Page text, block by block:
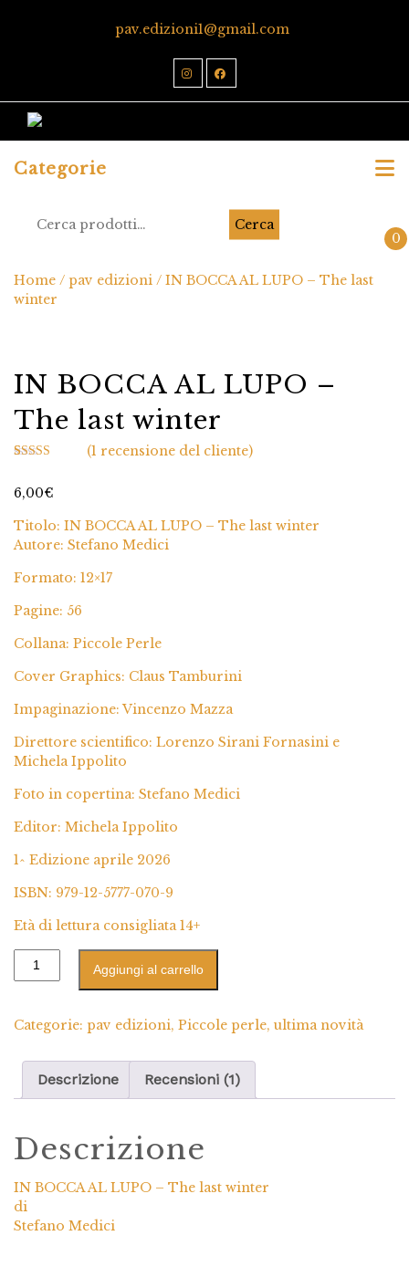
pav.edizioni1@gmail.com
Categorie
Cerca
0
Home / pav edizioni / IN BOCCA AL LUPO – The last
winter
IN BOCCA AL LUPO –
The last winter
direcensioni
(1 recensione del cliente)
6,00€
Titolo: IN BOCCA AL LUPO – The last winter
Autore: Stefano Medici
Formato: 12×17
Pagine: 56
Collana: Piccole Perle
Cover Graphics: Claus Tamburini
Impaginazione: Vincenzo Mazza
Direttore scientifico: Lorenzo Sirani Fornasini e
Michela Ippolito
Foto in copertina: Stefano Medici
Editor: Michela Ippolito
1^ Edizione aprile 2026
ISBN: 979-12-5777-070-9
Età di lettura consigliata 14+
Aggiungi al carrello
Categorie: pav edizioni, Piccole perle, ultima novità
Descrizione Recensioni (1)
Descrizione
IN BOCCA AL LUPO – The last winter
di
Stefano Medici